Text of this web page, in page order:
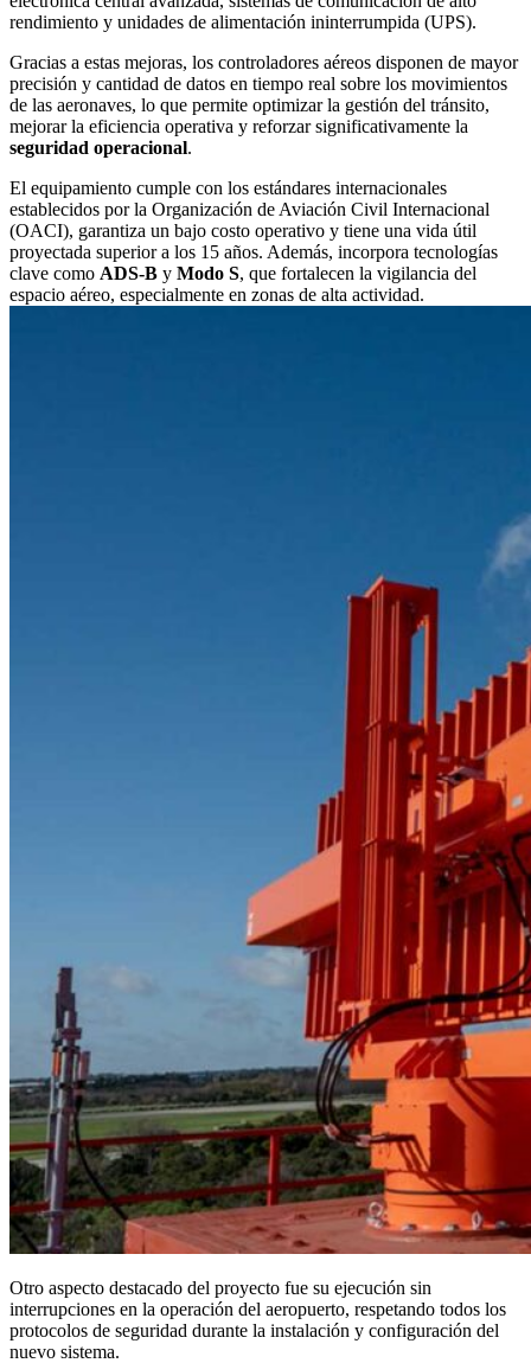
rendimiento y unidades de alimentación ininterrumpida (UPS).
Gracias a estas mejoras, los controladores aéreos disponen de mayor
precisión y cantidad de datos en tiempo real sobre los movimientos
de las aeronaves, lo que permite optimizar la gestión del tránsito,
mejorar la eficiencia operativa y reforzar significativamente la
seguridad operacional.
El equipamiento cumple con los estándares internacionales
establecidos por la Organización de Aviación Civil Internacional
(OACI), garantiza un bajo costo operativo y tiene una vida útil
proyectada superior a los 15 años. Además, incorpora tecnologías
clave como ADS-B y Modo S, que fortalecen la vigilancia del
espacio aéreo, especialmente en zonas de alta actividad.
Otro aspecto destacado del proyecto fue su ejecución sin
interrupciones en la operación del aeropuerto, respetando todos los
protocolos de seguridad durante la instalación y configuración del
nuevo sistema.